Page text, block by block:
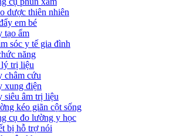
dược thiên nhiên
em bé
tạo ẩm
sóc y tế gia đình
năng
trị liệu
châm cứu
xung điện
siêu âm trị liệu
kéo giãn cột sống
cụ đo lường y học
bị hỗ trợ nói